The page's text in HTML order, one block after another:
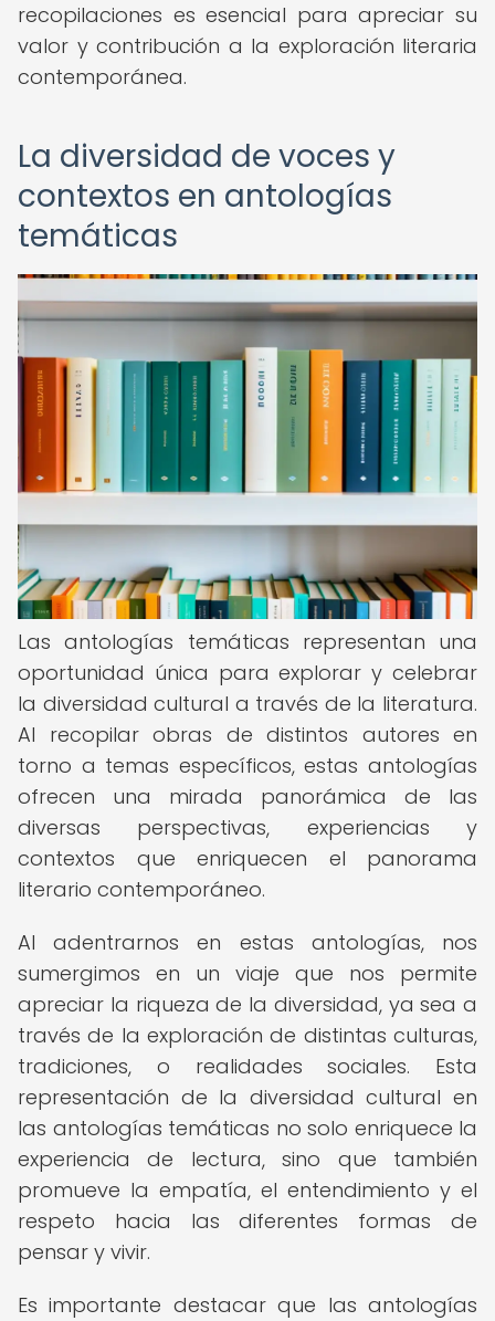
recopilaciones es esencial para apreciar su
valor y contribución a la exploración literaria
contemporánea.
La diversidad de voces y
contextos en antologías
temáticas
Las antologías temáticas representan una
oportunidad única para explorar y celebrar
la diversidad cultural a través de la literatura.
Al recopilar obras de distintos autores en
torno a temas específicos, estas antologías
ofrecen una mirada panorámica de las
diversas perspectivas, experiencias y
contextos que enriquecen el panorama
literario contemporáneo.
Al adentrarnos en estas antologías, nos
sumergimos en un viaje que nos permite
apreciar la riqueza de la diversidad, ya sea a
través de la exploración de distintas culturas,
tradiciones, o realidades sociales. Esta
representación de la diversidad cultural en
las antologías temáticas no solo enriquece la
experiencia de lectura, sino que también
promueve la empatía, el entendimiento y el
respeto hacia las diferentes formas de
pensar y vivir.
Es importante destacar que las antologías